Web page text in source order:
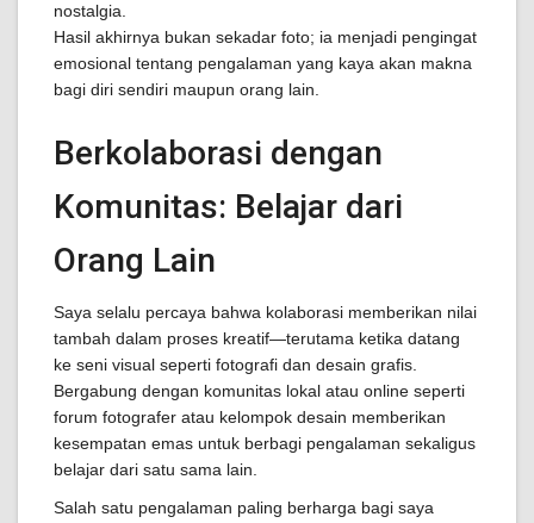
nostalgia.
Hasil akhirnya bukan sekadar foto; ia menjadi pengingat
emosional tentang pengalaman yang kaya akan makna
bagi diri sendiri maupun orang lain.
Berkolaborasi dengan
Komunitas: Belajar dari
Orang Lain
Saya selalu percaya bahwa kolaborasi memberikan nilai
tambah dalam proses kreatif—terutama ketika datang
ke seni visual seperti fotografi dan desain grafis.
Bergabung dengan komunitas lokal atau online seperti
forum fotografer atau kelompok desain memberikan
kesempatan emas untuk berbagi pengalaman sekaligus
belajar dari satu sama lain.
Salah satu pengalaman paling berharga bagi saya